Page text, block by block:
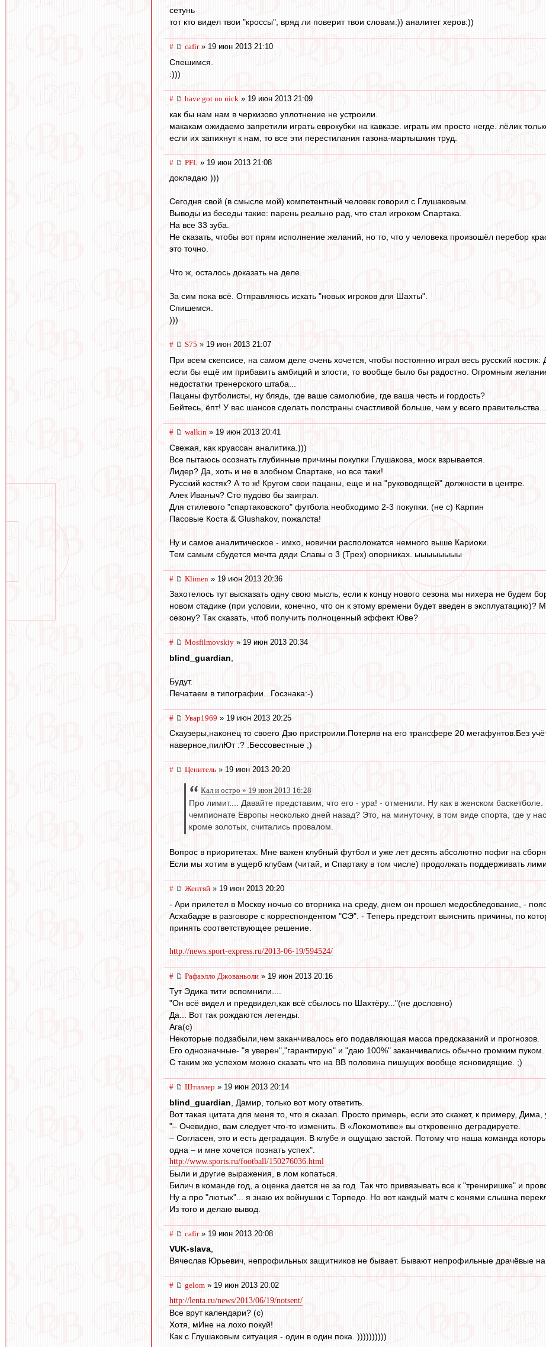
сетунь
тот кто видел твои "кроссы", вряд ли поверит твои словам:)) аналитег херов:))
# cafir» 19 июн 2013 21:10
Спешимся.
:)))
# have got no nick » 19 июн 2013 21:09
как бы нам нам в черкизово уплотнение не устроили.
макакам ожидаемо запретили играть еврокубки на кавказе. играть им просто негде. лёлик
если их запихнут к нам, то все эти перестилания газона-мартышкин труд.
# PFL » 19 июн 2013 21:08
докладаю )))
Сегодня свой (в смысле мой) компетентный человек говорил с Глушаковым.
Выводы из беседы такие: парень реально рад, что стал игроком Спартака.
На все 33 зуба.
Не сказать, чтобы вот прям исполнение желаний, но то, что у человека произошёл перебор
это точно.
Что ж, осталось доказать на деле.
За сим пока всё. Отправляюсь искать "новых игроков для Шахты".
Спишемся.
)))
# S75 » 19 июн 2013 21:07
При всем скепсисе, на самом деле очень хочется, чтобы постоянно играл весь русский
если бы ещё им прибавить амбиций и злости, то вообще было бы радостно. Огромным
недостатки тренерского штаба...
Пацаны футболисты, ну блядь, где ваше самолюбие, где ваша честь и гордость?
Бейтесь, ёпт! У вас шансов сделать полстраны счастливой больше, чем у всего
# walkin » 19 июн 2013 20:41
Свежая, как круассан аналитика.)))
Все пытаюсь осознать глубинные причины покупки Глушакова, моск взрывается.
Лидер? Да, хоть и не в злобном Спартаке, но все таки!
Русский костяк? А то ж! Кругом свои пацаны, еще и на "руководящей" должности в центре.
Алек Иваныч? Сто пудово бы заиграл.
Для стилевого "спартаковского" футбола необходимо 2-3 покупки. (не с) Карпин
Пасовые Коста & Glushakov, пожалста!
Ну и самое аналитическое - имхо, новички расположатся немного выше Кариоки.
Тем самым сбудется мечта дяди Славы о 3 (Трех) опорниках. ыыыыыыыы
# Klimen » 19 июн 2013 20:36
Захотелось тут высказать одну свою мысль, если к концу нового сезона мы нихера не будем
новом стадике (при условии, конечно, что он к этому времени будет введен в эксплуатацию)?
сезону? Так сказать, чтоб получить полноценный эффект Юве?
# Mosfilmovskiy » 19 июн 2013 20:34
blind_guardian
Будут.
Печатаем в типографии...Госзнака:-)
# Увар1969 » 19 июн 2013 20:25
Скаузеры,наконец то своего Дзю пристроили.Потеряв на его трансфере 20 мегафунтов.Без
наверное,пилЮт :? .Бессовестные ;)
# Ценитель » 19 июн 2013 20:20
Кал и остро » 19 июн 2013 16:28
Про лимит.... Давайте представим, что его - ура! - отменили. Ну как в женском
чемпионате Европы несколько дней назад? Это, на минуточку, в том виде спорта, где
кроме золотых, считались провалом.
Вопрос в приоритетах. Мне важен клубный футбол и уже лет десять абсолютно пофиг на
Если мы хотим в ущерб клубам (читай, и Спартаку в том числе) продолжать поддерживать
# Жентяй » 19 июн 2013 20:20
- Ари прилетел в Москву ночью со вторника на среду, днем он прошел медосбледование, -
Асхабадзе в разговоре с корреспондентом "СЭ". - Теперь предстоит выяснить причины, по
принять соответствующее решение.
http://news.sport-express.ru/2013-06-19/594524/
# Рафаэлло Джованьоли » 19 июн 2013 20:16
Тут Эдика тити вспомнили....
"Он всё видел и предвидел,как всё сбылось по Шахтёру..."(не дословно)
Да... Вот так рождаются легенды.
Ага(с)
Некоторые подзабыли,чем заканчивалось его подавляющая масса предсказаний и прогнозов.
Его однозначные- "я уверен","гарантирую" и "даю 100%" заканчивались обычно громким пуком.
С таким же успехом можно сказать что на ВВ половина пишущих вообще ясновидящие. ;)
# Штиллер » 19 июн 2013 20:14
blind_guardian , Дамир, только вот могу ответить.
Вот такая цитата для меня то, что я сказал. Просто примерь, если это скажет, к примеру, Дима,
"– Очевидно, вам следует что-то изменить. В «Локомотиве» вы откровенно деградируете.
– Согласен, это и есть деградация. В клубе я ощущаю застой. Потому что наша команда
одна – и мне хочется познать успех".
http://www.sports.ru/football/150276036.html
Были и другие выражения, в лом копаться.
Билич в команде год, а оценка дается не за год. Так что привязывать все к "трениришке" и
Ну а про "лютых"... я знаю их войнушки с Торпедо. Но вот каждый матч с конями слышна
Из того и делаю вывод.
# cafir» 19 июн 2013 20:08
VUK-slava,
Вячеслав Юрьевич, непрофильных защитников не бывает. Бывают непрофильные драчёвые
# gelom » 19 июн 2013 20:02
http://lenta.ru/news/2013/06/19/notsent/
Все врут календари? (с)
Хотя, мИне на лохо покуй!
Как с Глушаковым ситуация - один в один пока. ))))))))))